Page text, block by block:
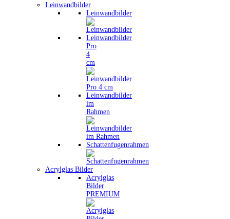
Leinwandbilder
Leinwandbilder
Leinwandbilder
Pro
4
cm
Leinwandbilder
im
Rahmen
Schattenfugenrahmen
Acrylglas Bilder
Acrylglas
Bilder
PREMIUM